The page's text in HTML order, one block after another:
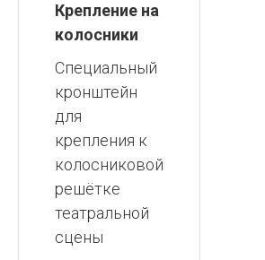
Крепление на
колосники
Специальный
кронштейн
для
крепления к
колосниковой
решётке
театральной
сцены